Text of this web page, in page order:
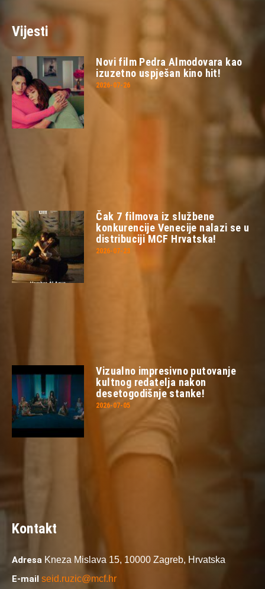
Vijesti
Novi film Pedra Almodovara kao
izuzetno uspješan kino hit!
2026-07-26
Čak 7 filmova iz službene
konkurencije Venecije nalazi se u
distribuciji MCF Hrvatska!
2026-07-23
Vizualno impresivno putovanje
kultnog redatelja nakon
desetogodišnje stanke!
2026-07-05
Kontakt
Adresa Kneza Mislava 15, 10000 Zagreb, Hrvatska
E-mail seid.ruzic@mcf.hr